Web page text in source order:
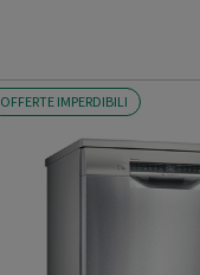
OFFERTE IMPERDIBILI